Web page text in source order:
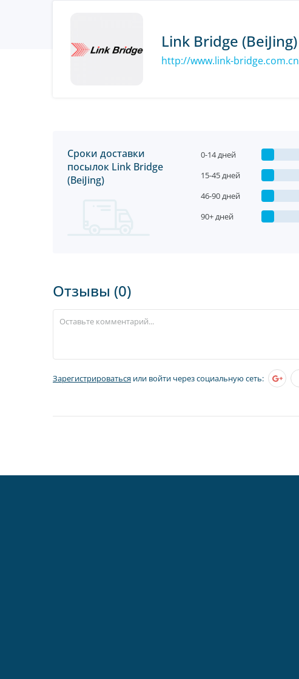
Link Bridge (BeiJing)
http://www.link-bridge.com.cn
Сроки доставки
посылок Link Bridge
(BeiJing)
0-14 дней
15-45 дней
46-90 дней
90+ дней
Отзывы (0)
Зарегистрироваться или войти через социальную сеть: